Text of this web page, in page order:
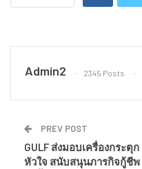
Admin2 2345 Posts
PREV POST
GULF ส่งมอบเครื่องกระตุก
หัวใจ สนับสนุนภารกิจกู้ชีพ